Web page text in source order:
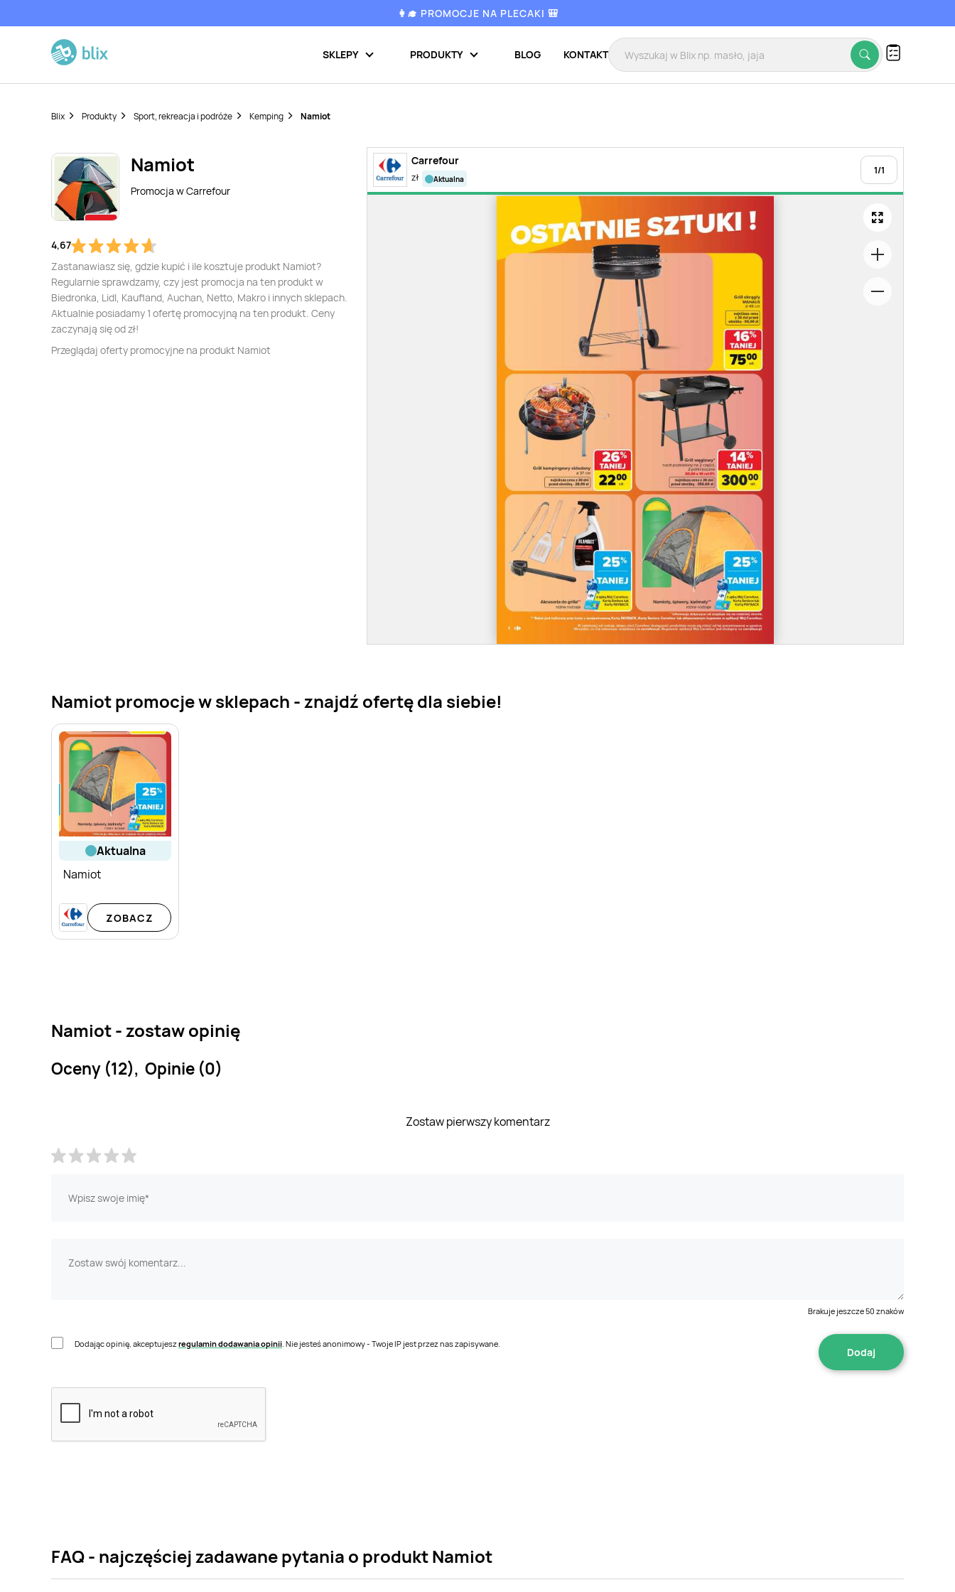
👩‍🎓 PROMOCJE NA PLECAKI 🎒
SKLEPY PRODUKTY BLOG KONTAKT
Blix Produkty Sport, rekreacja i podróże Kemping Namiot
Namiot
Promocja wCarrefour
4,67
Zastanawiasz się, gdzie kupić i ile kosztuje produkt Namiot?
Regularnie sprawdzamy, czy jest promocja na ten produkt w
Biedronka, Lidl, Kaufland, Auchan, Netto, Makro i innych sklepach.
Aktualnie posiadamy 1 ofertę promocyjną na ten produkt. Ceny
zaczynają się od zł!
Przeglądaj oferty promocyjne na produkt Namiot
Carrefour
zł aktualna
1/1
Namiot promocje w sklepach - znajdź ofertę dla siebie!
aktualna
Namiot
ZOBACZ
Namiot - zostaw opinię
Oceny (12), Opinie (0)
Zostaw pierwszy komentarz
Brakuje jeszcze50 znaków
Dodając opinię, akceptujeszregulamin dodawania opinii . Nie jesteś anonimowy - Twoje IP jest przez nas zapisywane.
FAQ - najczęściej zadawane pytania o produkt Namiot